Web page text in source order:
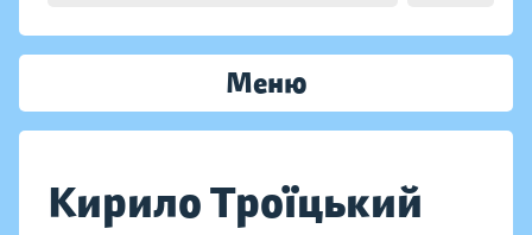
Меню
Кирило Троїцький